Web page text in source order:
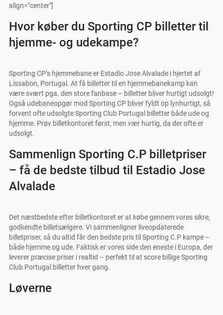
align="center"]
Hvor køber du Sporting CP billetter til
hjemme- og udekampe?
Sporting CP’s hjemmebane er Estadio Jose Alvalade i hjertet af
Lissabon, Portugal. At få billetter til en hjemmebanekamp kan
være svært pga. den store fanbase – billetter bliver hurtigt udsolgt!
Også udebaneopgør mod Sporting CP bliver fyldt op lynhurtigt, så
forvent ofte udsolgte Sporting Club Portugal billetter både ude og
hjemme. Prøv billetkontoret først, men vær hurtig, da der ofte er
udsolgt.
Sammenlign Sporting C.P billetpriser
– få de bedste tilbud til Estadio Jose
Alvalade
Det næstbedste efter billetkontoret er at købe gennem vores sikre,
godkendte billetsælgere. Vi sammenligner liveopdaterede
billetpriser, så du altid får den bedste pris til Sporting C.P kampe –
både hjemme og ude. Faktisk er vores side den eneste i Europa, der
leverer præcise priser i realtid – perfekt til at score billige Sporting
Club Portugal billetter hver gang.
Løverne